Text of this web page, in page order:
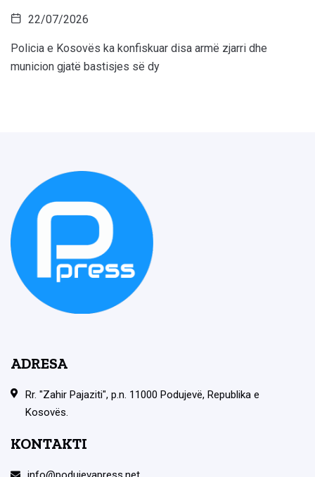
22/07/2026
Policia e Kosovës ka konfiskuar disa armë zjarri dhe
municion gjatë bastisjes së dy
ADRESA
Rr. "Zahir Pajaziti", p.n. 11000 Podujevë, Republika e
Kosovës.
KONTAKTI